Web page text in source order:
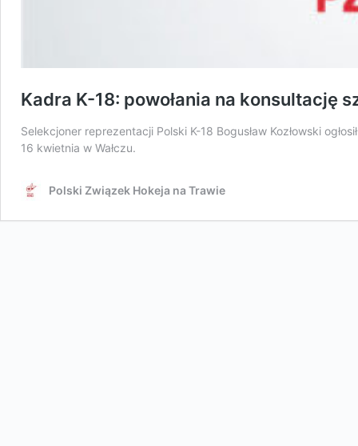
Kadra K-18: powołania na konsultację
Selekcjoner reprezentacji Polski K-18 Bogusław Kozłowski
16 kwietnia w Wałczu.
Polski Związek Hokeja na Trawie